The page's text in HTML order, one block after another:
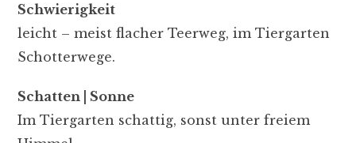
Schwierigkeit
leicht – meist flacher Teerweg, im Tiergarten
Schotterwege.
Schatten | Sonne
Im Tiergarten schattig, sonst unter freiem